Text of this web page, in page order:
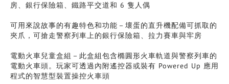
房、銀行保險箱、鐵路平交道和 6 隻人偶
可用來說故事的有趣特色和功能－壞蛋的直升機配備可抓取的
夾爪，可搶走警察列車上的銀行保險箱、拉力賽車與牢房
電動火車兒童盒組－此盒組包含橢圓形火車軌道與警察列車的
電動火車頭。玩家可透過內附遙控器或裝有 Powered Up 應用
程式的智慧型裝置操控火車頭